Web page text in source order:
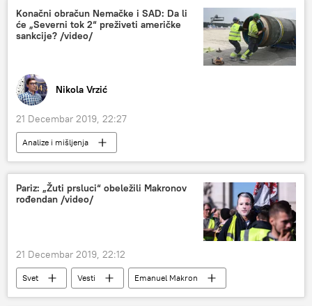
Konačni obračun Nemačke i SAD: Da li
će „Severni tok 2“ preživeti američke
sankcije? /video/
Nikola Vrzić
21 Decembar 2019, 22:27
Analize i mišljenja
Novi Sputnjik poredak s Nikolom Vrzićem
Radio
Video Multimedija
Pariz: „Žuti prsluci“ obeležili Makronov
rođendan /video/
21 Decembar 2019, 22:12
Svet Vesti
Emanuel Makron
žuti prsluci
Evropa